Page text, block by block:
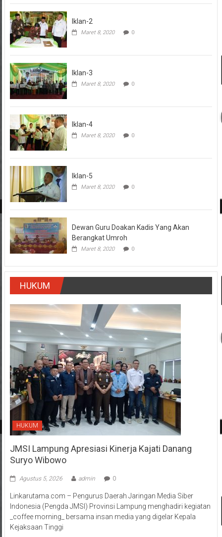
Iklan-2
Maret 8, 2020 0
Iklan-3
Maret 8, 2020 0
Iklan-4
Maret 8, 2020 0
Iklan-5
Maret 8, 2020 0
Dewan Guru Doakan Kadis Yang Akan
Berangkat Umroh
Maret 8, 2020 0
HUKUM
HUKUM
JMSI Lampung Apresiasi Kinerja Kajati Danang
Suryo Wibowo
Agustus 5, 2026 admin 0
Linkarutama.com – Pengurus Daerah Jaringan Media Siber
Indonesia (Pengda JMSI) Provinsi Lampung menghadiri kegiatan
_coffee morning_ bersama insan media yang digelar Kepala
Kejaksaan Tinggi